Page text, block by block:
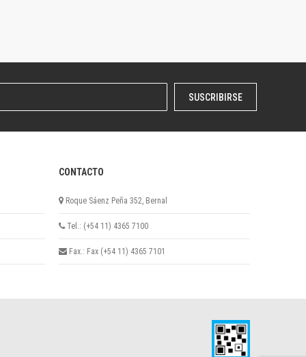
SUSCRIBIRSE
CONTACTO
Roque Sáenz Peña 352, Bernal
Tel.: (+54 11) 4365 7100
Fax.: Fax (+54 11) 4365 7101